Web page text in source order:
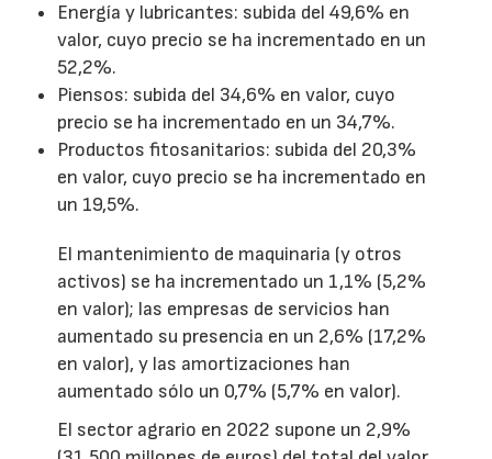
Energía y lubricantes: subida del 49,6% en
valor, cuyo precio se ha incrementado en un
52,2%.
Piensos: subida del 34,6% en valor, cuyo
precio se ha incrementado en un 34,7%.
Productos fitosanitarios: subida del 20,3%
en valor, cuyo precio se ha incrementado en
un 19,5%.
El mantenimiento de maquinaria (y otros
activos) se ha incrementado un 1,1% (5,2%
en valor); las empresas de servicios han
aumentado su presencia en un 2,6% (17,2%
en valor), y las amortizaciones han
aumentado sólo un 0,7% (5,7% en valor).
El sector agrario en 2022 supone un 2,9%